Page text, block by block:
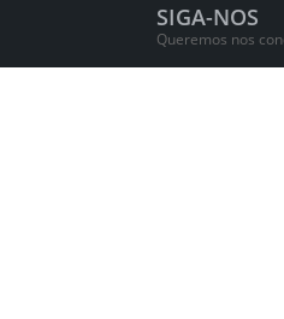
SIGA-NOS
Queremos nos